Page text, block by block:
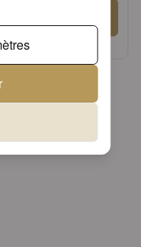
Demander un compte